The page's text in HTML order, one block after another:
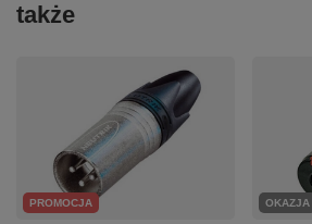
także
PROMOCJA OKAZJA